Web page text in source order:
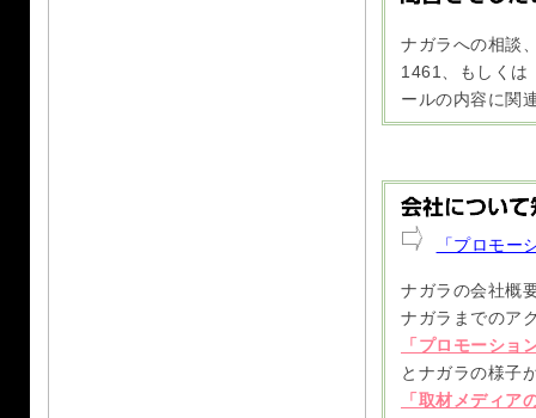
ナガラへの相談
1461、もしくは
ールの内容に関
「プロモー
ナガラの会社概
ナガラまでのア
「プロモーショ
とナガラの様子
「取材メディア